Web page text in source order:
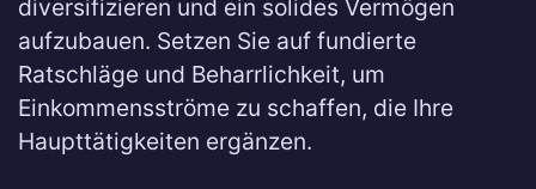
diversifizieren und ein solides Vermögen
aufzubauen. Setzen Sie auf fundierte
Ratschläge und Beharrlichkeit, um
Einkommensströme zu schaffen, die Ihre
Haupttätigkeiten ergänzen.